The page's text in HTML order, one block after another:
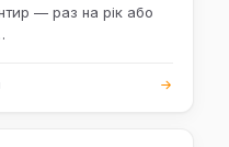
— раз на рік або